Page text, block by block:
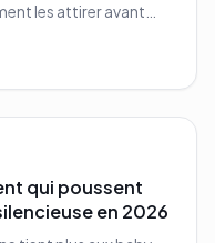
les attirer avant
qui poussent
en 2026